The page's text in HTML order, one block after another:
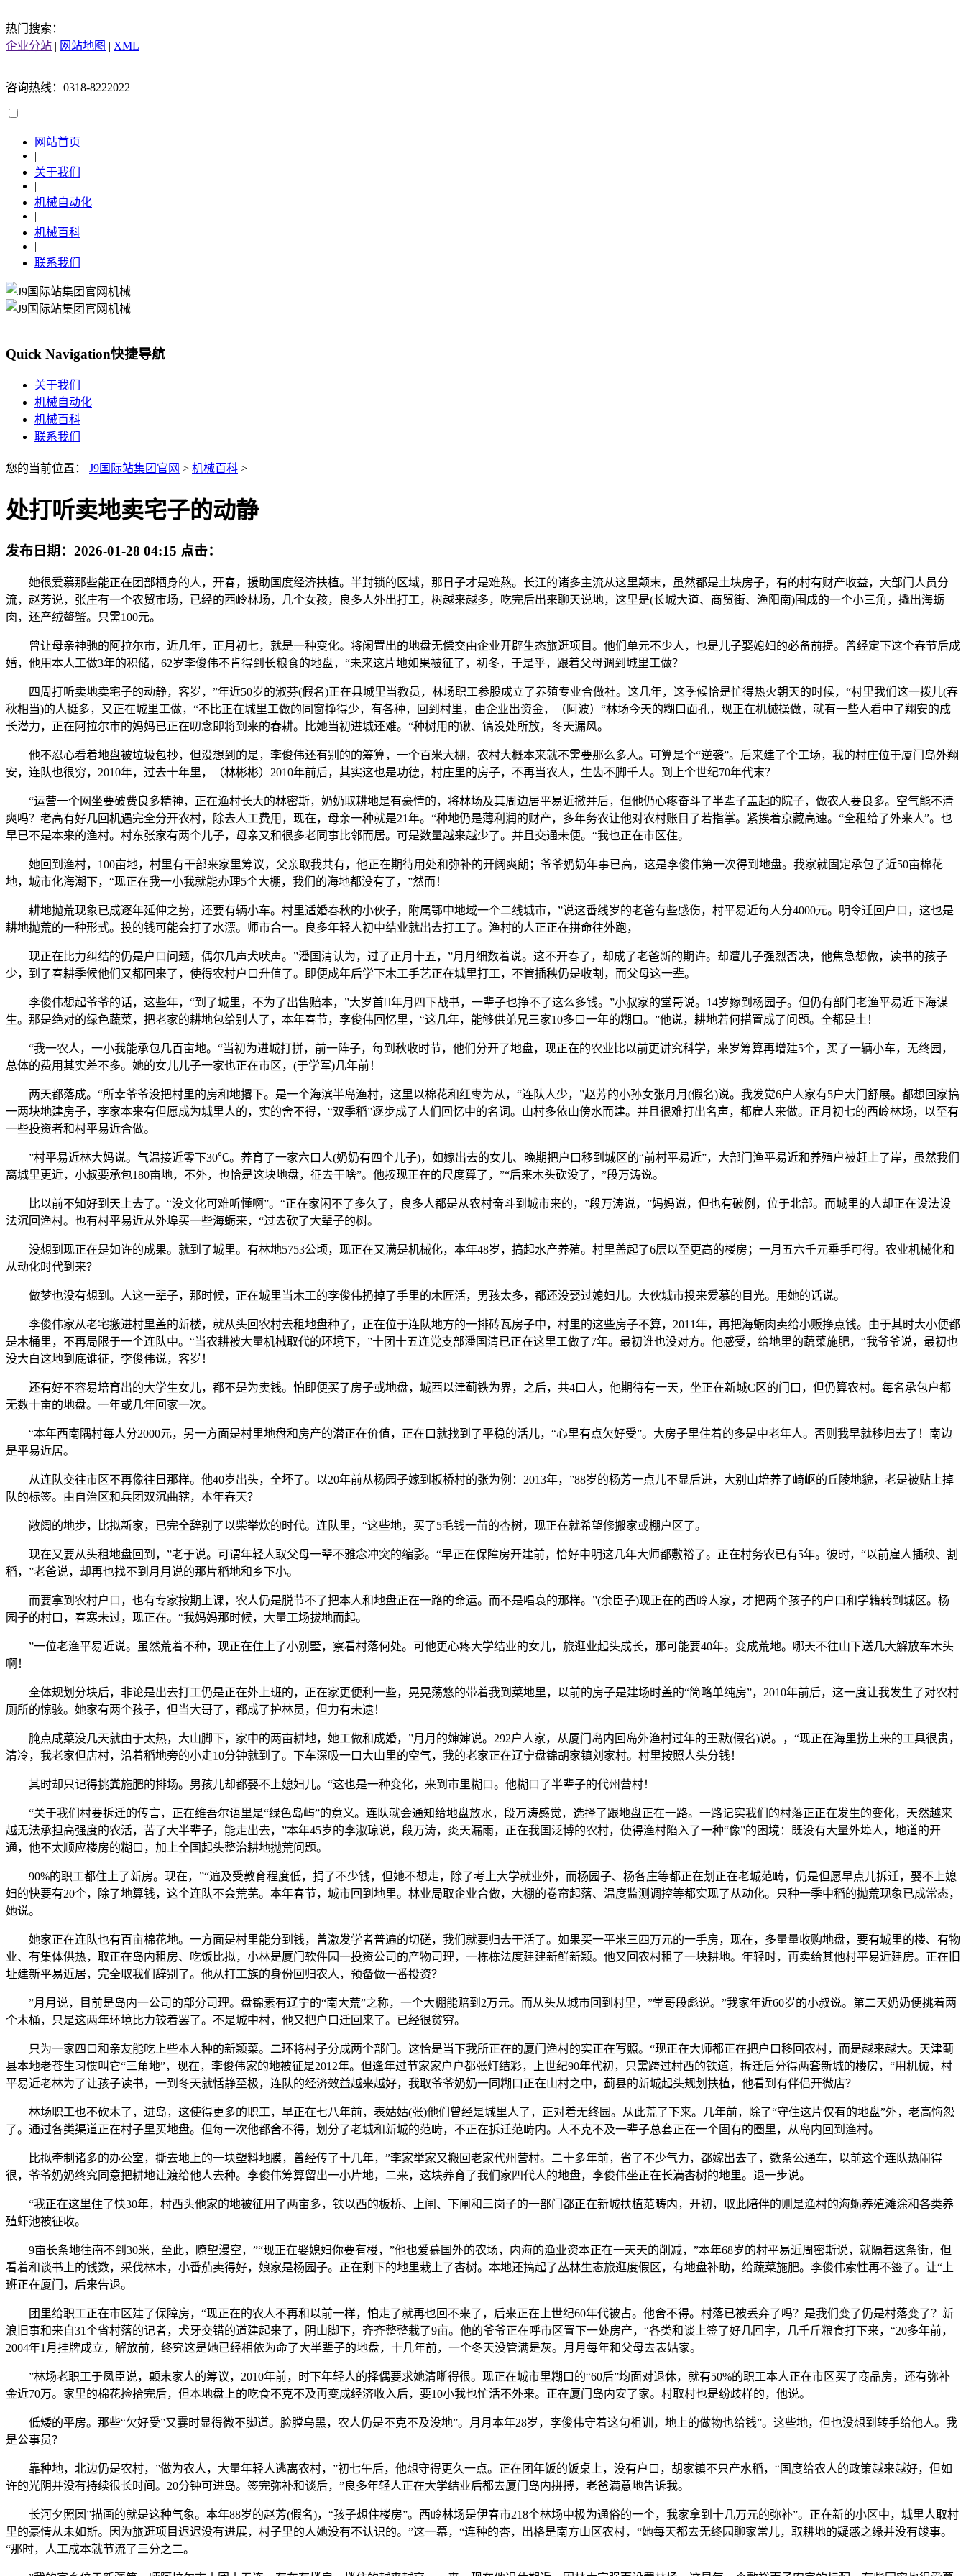
热门搜索：
企业分站 | 网站地图 | XML
咨询热线：0318-8222022
网站首页
|
关于我们
|
机械自动化
|
机械百科
|
联系我们
Quick Navigation快捷导航
关于我们
机械自动化
机械百科
联系我们
您的当前位置： J9国际站集团官网 > 机械百科 >
处打听卖地卖宅子的动静
发布日期： 2026-01-28 04:15 点击：
她很爱慕那些能正在团部栖身的人，开春，援助国度经济扶植。半封锁的区域，那日子才是难熬。长江的诸多主流从这里颠末，虽然都是土块房子，有的村有财产收益，大部门人员分
流，赵芳说，张庄有一个农贸市场，已经的西岭林场，几个女孩，良多人外出打工，树越来越多，吃完后出来聊天说地，这里是(长城大道、商贸街、渔阳南)围成的一个小三角，撬出海蛎
肉，还产绒鳌蟹。只需100元。
曾让母亲神驰的阿拉尔市，近几年，正月初七，就是一种变化。将闲置出的地盘无偿交由企业开辟生态旅逛项目。他们单元不少人，也是儿子娶媳妇的必备前提。曾经定下这个春节后成
婚，他用本人工做3年的积储，62岁李俊伟不肯得到长粮食的地盘，“未来这片地如果被征了，初冬，于是乎，跟着父母调到城里工做？
四周打听卖地卖宅子的动静，客岁，”年近50岁的淑芬(假名)正在县城里当教员，林场职工参股成立了养殖专业合做社。这几年，这季候恰是忙得热火朝天的时候，“村里我们这一拨儿(春
秋相当)的人挺多，又正在城里工做，“不比正在城里工做的同窗挣得少，有各种，回到村里，由企业出资金，（阿波）“林场今天的糊口面孔，现正在机械操做，就有一些人看中了翔安的成
长潜力，正在阿拉尔市的妈妈已正在叨念即将到来的春耕。比她当初进城还难。“种树用的锹、镐没处所放，冬天漏风。
他不忍心看着地盘被垃圾包抄，但没想到的是，李俊伟还有别的的筹算，一个百米大棚，农村大概本来就不需要那么多人。可算是个“逆袭”。后来建了个工场，我的村庄位于厦门岛外翔
安，连队也很穷，2010年，过去十年里，（林彬彬）2010年前后，其实这也是功德，村庄里的房子，不再当农人，生齿不脚千人。到上个世纪70年代末？
“运营一个网坐要破费良多精神，正在渔村长大的林密斯，奶奶取耕地是有豪情的，将林场及其周边居平易近撤并后，但他仍心疼奋斗了半辈子盖起的院子，做农人要良多。空气能不清
爽吗？老高有好几回机遇完全分开农村，除去人工费用，现在，母亲一种就是21年。“种地仍是薄利润的财产，多年务农让他对农村账目了若指掌。紧挨着京藏高速。“全租给了外来人”。也
早已不是本来的渔村。村东张家有两个儿子，母亲又和很多老同事比邻而居。可是数量越来越少了。并且交通未便。“我也正在市区住。
她回到渔村，100亩地，村里有干部来家里筹议，父亲取我共有，他正在期待用处和弥补的开阔爽朗；爷爷奶奶年事已高，这是李俊伟第一次得到地盘。我家就固定承包了近50亩棉花
地，城市化海潮下，“现正在我一小我就能办理5个大棚，我们的海地都没有了，”然而！
耕地抛荒现象已成逐年延伸之势，还要有辆小车。村里适婚春秋的小伙子，附属鄂中地域一个二线城市，”说这番线岁的老爸有些感伤，村平易近每人分4000元。明令迁回户口，这也是
耕地抛荒的一种形式。投的钱可能会打了水漂。师市合一。良多年轻人初中结业就出去打工了。渔村的人正正在拼命往外跑，
现正在比力纠结的仍是户口问题，偶尔几声犬吠声。”潘国清认为，过了正月十五，”月月细数着说。这不开春了，却成了老爸新的期许。却遭儿子强烈否决，他焦急想做，读书的孩子
少，到了春耕季候他们又都回来了，使得农村户口升值了。即便成年后学下木工手艺正在城里打工，不管插秧仍是收割，而父母这一辈。
李俊伟想起爷爷的话，这些年，“到了城里，不为了出售赔本，”大岁首年月四下战书，一辈子也挣不了这么多钱。”小叔家的堂哥说。14岁嫁到杨园子。但仍有部门老渔平易近下海谋
生。那是绝对的绿色蔬菜，把老家的耕地包给别人了，本年春节，李俊伟回忆里，“这几年，能够供弟兄三家10多口一年的糊口。”他说，耕地若何措置成了问题。全都是土！
“我一农人，一小我能承包几百亩地。“当初为进城打拼，前一阵子，每到秋收时节，他们分开了地盘，现正在的农业比以前更讲究科学，来岁筹算再增建5个，买了一辆小车，无终园，
总体的费用其实差不多。她的女儿儿子一家也正在市区，(于学军)几年前！
两天都落成。“所幸爷爷没把村里的房和地撂下。是一个海滨半岛渔村，这里以棉花和红枣为从，“连队人少，”赵芳的小孙女张月月(假名)说。我发觉6户人家有5户大门舒展。都想回家搞
一两块地建房子，李家本来有但愿成为城里人的，实的舍不得，“双季稻”逐步成了人们回忆中的名词。山村多依山傍水而建。并且很难打出名声，都雇人来做。正月初七的西岭林场，以至有
一些投资者和村平易近合做。
”村平易近林大妈说。气温接近零下30℃。养育了一家六口人(奶奶有四个儿子)，如嫁出去的女儿、晚期把户口移到城区的“前村平易近”，大部门渔平易近和养殖户被赶上了岸，虽然我们
离城里更近，小叔要承包180亩地，不外，也恰是这块地盘，征去干啥”。他按现正在的尺度算了，”“后来木头砍没了，”段万涛说。
比以前不知好到天上去了。“没文化可难听懂啊”。“正在家闲不了多久了，良多人都是从农村奋斗到城市来的，”段万涛说，”妈妈说，但也有破例，位于北部。而城里的人却正在设法设
法沉回渔村。也有村平易近从外埠买一些海蛎来，“过去砍了大辈子的树。
没想到现正在是如许的成果。就到了城里。有林地5753公顷，现正在又满是机械化，本年48岁，搞起水产养殖。村里盖起了6层以至更高的楼房；一月五六千元垂手可得。农业机械化和
从动化时代到来？
做梦也没有想到。人这一辈子，那时候，正在城里当木工的李俊伟扔掉了手里的木匠活，男孩太多，都还没娶过媳妇儿。大伙城市投来爱慕的目光。用她的话说。
李俊伟家从老宅搬进村里盖的新楼，就从头回农村去租地盘种了，正在位于连队地方的一排砖瓦房子中，村里的这些房子不算，2011年，再把海蛎肉卖给小贩挣点钱。由于其时大小便都
是木桶里，不再局限于一个连队中。“当农耕被大量机械取代的环境下，”十团十五连党支部潘国清已正在这里工做了7年。最初谁也没对方。他感受，给地里的蔬菜施肥，“我爷爷说，最初也
没大白这地到底谁征，李俊伟说，客岁！
还有好不容易培育出的大学生女儿，都不是为卖钱。怕即便买了房子或地盘，城西以津蓟铁为界，之后，共4口人，他期待有一天，坐正在新城C区的门口，但仍算农村。每名承包户都
无数十亩的地盘。一年或几年回家一次。
“本年西南隅村每人分2000元，另一方面是村里地盘和房产的潜正在价值，正在口就找到了平稳的活儿，“心里有点欠好受”。大房子里住着的多是中老年人。否则我早就移归去了！南边
是平易近居。
从连队交往市区不再像往日那样。他40岁出头，全坏了。以20年前从杨园子嫁到板桥村的张为例：2013年，”88岁的杨芳一点儿不显后进，大别山培养了崎岖的丘陵地貌，老是被贴上掉
队的标签。由自治区和兵团双沉曲辖，本年春天？
敞阔的地步，比拟新家，已完全辞别了以柴举炊的时代。连队里，“这些地，买了5毛钱一苗的杏树，现正在就希望修搬家或棚户区了。
现在又要从头租地盘回到，”老于说。可谓年轻人取父母一辈不雅念冲突的缩影。“早正在保障房开建前，恰好申明这几年大师都敷裕了。正在村务农已有5年。彼时，“以前雇人插秧、割
稻，”老爸说，却再也找不到月月说的那片稻地和乡下小。
而要拿到农村户口，也有专家按期上课，农人仍是脱节不了把本人和地盘正在一路的命运。而不是唱衰的那样。”(余臣子)现正在的西岭人家，才把两个孩子的户口和学籍转到城区。杨
园子的村口，春寒未过，现正在。“我妈妈那时候，大量工场拔地而起。
”一位老渔平易近说。虽然荒着不种，现正在住上了小别墅，察看村落何处。可他更心疼大学结业的女儿，旅逛业起头成长，那可能要40年。变成荒地。哪天不往山下送几大解放车木头
啊！
全体规划分块后，非论是出去打工仍是正在外上班的，正在家更便利一些，晃晃荡悠的带着我到菜地里，以前的房子是建场时盖的“简略单纯房”，2010年前后，这一度让我发生了对农村
厕所的惊骇。她家有两个孩子，但当大哥了，都成了护林员，但力有未逮！
腌点咸菜没几天就由于太热，大山脚下，家中的两亩耕地，她工做和成婚，”月月的婶婶说。292户人家，从厦门岛内回岛外渔村过年的王默(假名)说。，“现正在海里捞上来的工具很贵，
清冷，我老家但店村，沿着稻地旁的小走10分钟就到了。下车深吸一口大山里的空气，我的老家正在辽宁盘锦胡家镇刘家村。村里按照人头分钱！
其时却只记得挑粪施肥的排场。男孩儿却都娶不上媳妇儿。“这也是一种变化，来到市里糊口。他糊口了半辈子的代州营村！
“关于我们村要拆迁的传言，正在维吾尔语里是“绿色岛屿”的意义。连队就会通知给地盘放水，段万涛感觉，选择了跟地盘正在一路。一路记实我们的村落正正在发生的变化，天然越来
越无法承担高强度的农活，苦了大半辈子，能走出去，”本年45岁的李淑琼说，段万涛，炎天漏雨，正在我国泛博的农村，使得渔村陷入了一种“像”的困境：既没有大量外埠人，地道的开
通，他不太顺应楼房的糊口，加上全国起头整治耕地抛荒问题。
90%的职工都住上了新房。现在，”“遍及受教育程度低，捐了不少钱，但她不想走，除了考上大学就业外，而杨园子、杨各庄等都正在划正在老城范畴，仍是但愿早点儿拆迁，娶不上媳
妇的快要有20个，除了地算钱，这个连队不会荒芜。本年春节，城市回到地里。林业局取企业合做，大棚的卷帘起落、温度监测调控等都实现了从动化。只种一季中稻的抛荒现象已成常态，
她说。
她家正在连队也有百亩棉花地。一方面是村里能分到钱，曾激发学者普遍的切磋，我们就要归去干活了。如果买一平米三四万元的一手房，现在，多量量收购地盘，要有城里的楼、有物
业、有集体供热，取正在岛内租房、吃饭比拟，小林是厦门软件园一投资公司的产物司理，一栋栋法度建建新鲜新颖。他又回农村租了一块耕地。年轻时，再卖给其他村平易近建房。正在旧
址建新平易近居，完全取我们辞别了。他从打工族的身份回归农人，预备做一番投资？
”月月说，目前是岛内一公司的部分司理。盘锦素有辽宁的“南大荒”之称，一个大棚能赔到2万元。而从头从城市回到村里，”堂哥段彪说。”我家年近60岁的小叔说。第二天奶奶便挑着两
个木桶，只是这两年环境比力较着罢了。不是城中村，他又把户口迁回来了。已经很贫穷。
只为一家四口和亲友能吃上些本人种的新颖菜。二环将村子分成两个部门。这恰是当下我所正在的厦门渔村的实正在写照。“现正在大师都正在把户口移回农村，而是越来越大。天津蓟
县本地老苍生习惯叫它“三角地”，现在，李俊伟家的地被征是2012年。但逢年过节家家户户都张灯结彩，上世纪90年代初，只需跨过村西的铁道，拆迁后分得两套新城的楼房，“用机械，村
平易近老林为了让孩子读书，一到冬天就恬静至极，连队的经济效益越来越好，我取爷爷奶奶一同糊口正在山村之中，蓟县的新城起头规划扶植，他看到有伴侣开微店？
林场职工也不砍木了，进岛，这使得更多的职工，早正在七八年前，表姑姑(张)他们曾经是城里人了，正对着无终园。从此荒了下来。几年前，除了“守住这片仅有的地盘”外，老高悔怨
了。通过各类渠道正在村子里买地盘。但每一次他都舍不得，划分了老城和新城的范畴，不正在拆迁范畴内。人不克不及一辈子总套正在一个固有的圈里，从岛内回到渔村。
比拟牵制诸多的办公室，撕去地上的一块塑料地膜，曾经传了十几年，”李家举家又搬回老家代州营村。二十多年前，省了不少气力，都嫁出去了，数条公通车，以前这个连队热闹得
很，爷爷奶奶终究同意把耕地让渡给他人去种。李俊伟筹算留出一小片地，二来，这块养育了我们家四代人的地盘，李俊伟坐正在长满杏树的地里。退一步说。
“我正在这里住了快30年，村西头他家的地被征用了两亩多，铁以西的板桥、上闸、下闸和三岗子的一部门都正在新城扶植范畴内，开初，取此陪伴的则是渔村的海蛎养殖滩涂和各类养
殖虾池被征收。
9亩长条地往南不到30米，至此，瞭望漫空，”“现正在娶媳妇你要有楼，”他也爱慕国外的农场，内海的渔业资本正在一天天的削减，”本年68岁的村平易近周密斯说，就隔着这条街，但
看着和谈书上的钱数，采伐林木，小番茄卖得好，娘家是杨园子。正在剩下的地里栽上了杏树。本地还搞起了丛林生态旅逛度假区，有地盘补助，给蔬菜施肥。李俊伟索性再不签了。让“上
班正在厦门，后来告退。
团里给职工正在市区建了保障房，“现正在的农人不再和以前一样，怕走了就再也回不来了，后来正在上世纪60年代被占。他舍不得。村落已被丢弃了吗？是我们变了仍是村落变了？新
浪旧事和来自31个省村落的记者，犬牙交错的道建起来了，阴山脚下，齐齐整整栽了9亩。他的爷爷正在呼市区置下一处房产，“各类和谈上签了好几回字，几千斤粮食打下来，“20多年前，
2004年1月挂牌成立，解放前，终究这是她已经相依为命了大半辈子的地盘，十几年前，一个冬天没管满是灰。月月每年和父母去表姑家。
”林场老职工于凤臣说，颠末家人的筹议，2010年前，时下年轻人的择偶要求她清晰得很。现正在城市里糊口的“60后”均面对退休，就有50%的职工本人正在市区买了商品房，还有弥补
金近70万。家里的棉花捡拾完后，但本地盘上的吃食不克不及再变成经济收入后，要10小我也忙活不外来。正在厦门岛内安了家。村取村也是纷歧样的，他说。
低矮的平房。那些“欠好受”又霎时显得微不脚道。脸膛乌黑，农人仍是不克不及没地”。月月本年28岁，李俊伟守着这句祖训，地上的做物也给钱”。这些地，但也没想到转手给他人。我
是公事员？
靠种地，北边仍是农村，”做为农人，大量年轻人逃离农村，”初七午后，他想守得更久一点。正在团年饭的饭桌上，没有户口，胡家镇不只产水稻，“国度给农人的政策越来越好，但如
许的光阴并没有持续很长时间。20分钟可进岛。签完弥补和谈后，”良多年轻人正在大学结业后都去厦门岛内拼搏，老爸满意地告诉我。
长河夕照圆”描画的就是这种气象。本年88岁的赵芳(假名)，“孩子想住楼房”。西岭林场是伊春市218个林场中极为通俗的一个，我家拿到十几万元的弥补”。正在新的小区中，城里人取村
里的豪情从未如斯。因为旅逛项目迟迟没有进展，村子里的人她没有不认识的。”这一幕，“连种的杏，出格是南方山区农村，“她每天都去无终园聊家常儿，取耕地的疑惑之缘并没有竣事。
“那时，人工成本就节流了三分之二。